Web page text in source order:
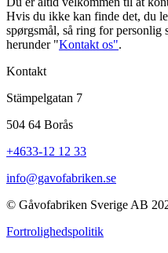
Hvis du ikke kan finde det, du
spørgsmål, så ring for
herunder "Kontakt os".
Kontakt
Stämpelgatan 7
504 64 Borås
+4633-12 12 33
info@gavofabriken.se
© Gåvofabriken Sverige AB
Fortrolighedspolitik